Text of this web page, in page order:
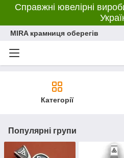
Справжні ювелірні
MIRA крамниця оберегів
Категорії
Популярні групи